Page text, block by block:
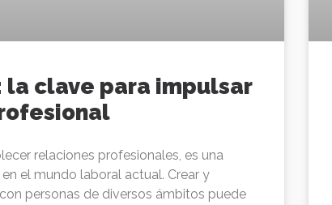
la clave para impulsar
relaciones profesionales, es una
el mundo laboral actual. Crear y
personas de diversos ámbitos puede